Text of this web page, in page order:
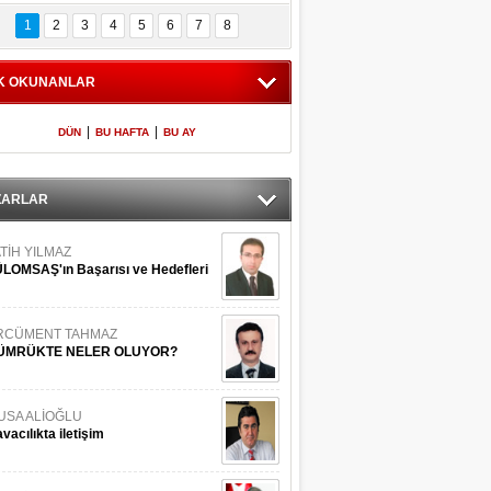
İstanbul
Adaları
600 milletvekilinin
listesi
1 2 3 4 5 6 7 8
OKUNANLAR
DÜN BU HAFTA BU AY
YILMAZ
Başarısı ve Hedefleri
TAHMAZ
NELER OLUYOR?
ALİOĞLU
iletişim